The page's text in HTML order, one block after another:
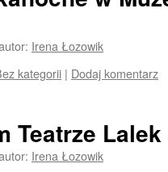
Irena Łozowik
kategorii | Dodaj komentarz
Teatrze Lalek
Irena Łozowik